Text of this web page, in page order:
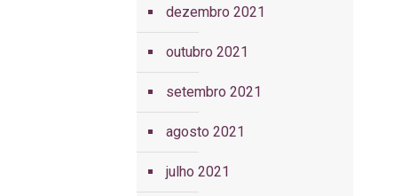
dezembro 2021
outubro 2021
setembro 2021
agosto 2021
julho 2021